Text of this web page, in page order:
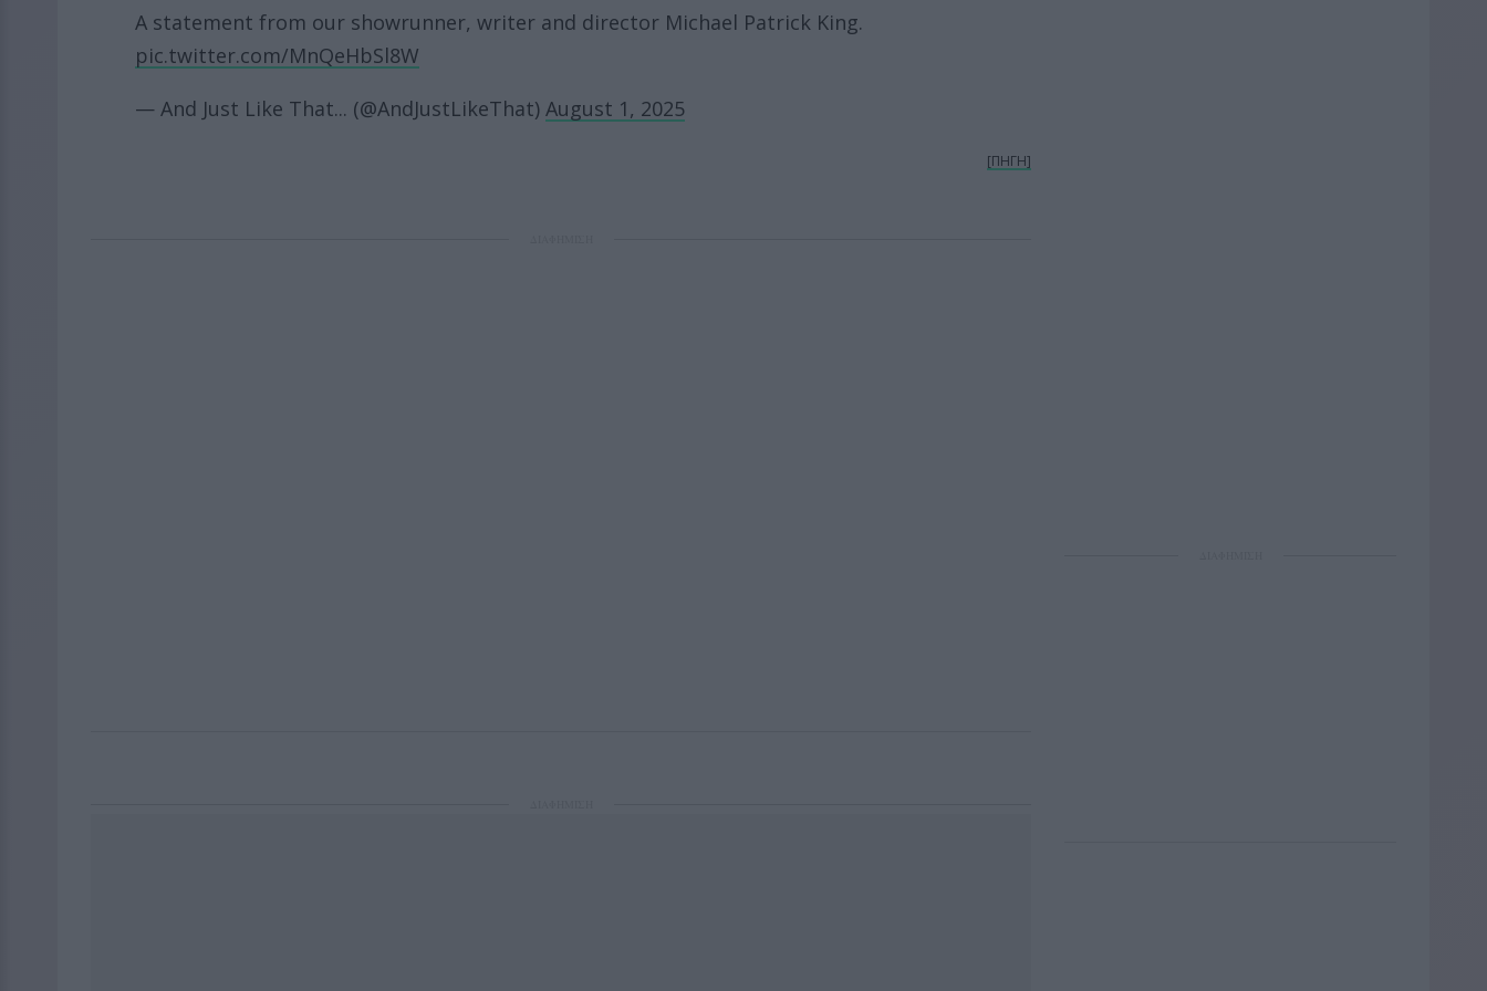
A statement from our showrunner, writer and director Michael Patrick King.
pic.twitter.com/MnQeHbSl8W
— And Just Like That... (@AndJustLikeThat) August 1, 2025
[ΠΗΓΗ]